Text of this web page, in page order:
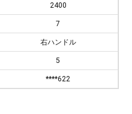
2400
7
右ハンドル
5
****622